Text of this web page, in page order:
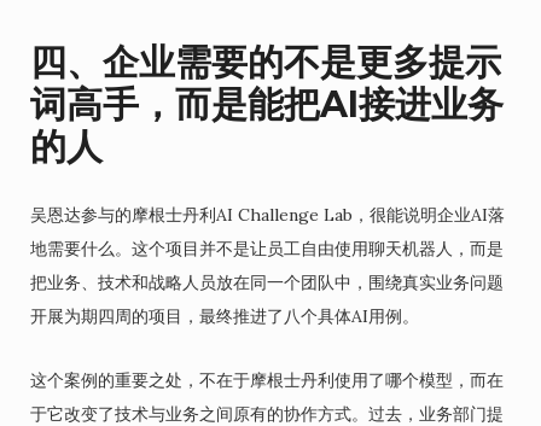
四、企业需要的不是更多提示
词高手，而是能把AI接进业务
的人
吴恩达参与的摩根士丹利AI Challenge Lab，很能说明企业AI落
地需要什么。这个项目并不是让员工自由使用聊天机器人，而是
把业务、技术和战略人员放在同一个团队中，围绕真实业务问题
开展为期四周的项目，最终推进了八个具体AI用例。
这个案例的重要之处，不在于摩根士丹利使用了哪个模型，而在
于它改变了技术与业务之间原有的协作方式。过去，业务部门提